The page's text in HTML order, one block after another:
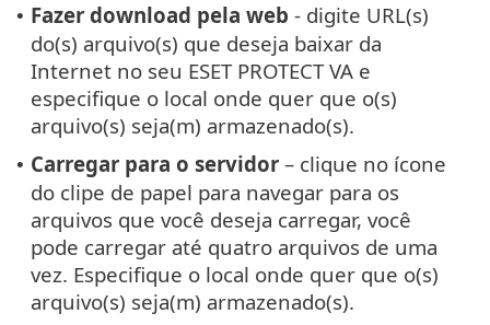
• Fazer download pela web - digite URL(s)
do(s) arquivo(s) que deseja baixar da
Internet no seu ESET PROTECT VA e
especifique o local onde quer que o(s)
arquivo(s) seja(m) armazenado(s).
• Carregar para o servidor – clique no ícone
do clipe de papel para navegar para os
arquivos que você deseja carregar, você
pode carregar até quatro arquivos de uma
vez. Especifique o local onde quer que o(s)
arquivo(s) seja(m) armazenado(s).